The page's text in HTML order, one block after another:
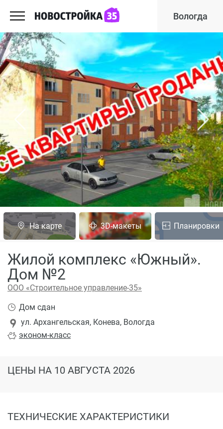
Вологда
На карте 3D-макеты Планировки
Жилой комплекс «Южный».
Дом №2
ООО «Строительное управление-35»
эконом-класс
ул. Архангельская, Конева, Вологда
Дом сдан
ЦЕНЫ НА 10 АВГУСТА 2026
ТЕХНИЧЕСКИЕ ХАРАКТЕРИСТИКИ